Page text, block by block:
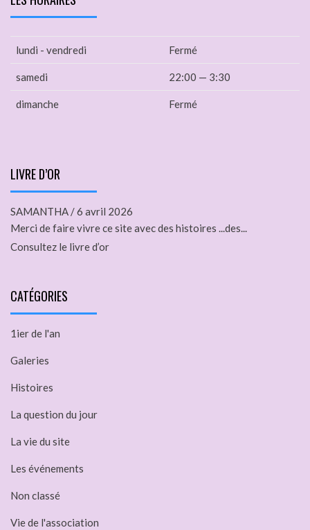
lundi - vendredi Fermé
samedi 22:00 — 3:30
dimanche Fermé
LIVRE D’OR
SAMANTHA /6 avril 2026
Merci de faire vivre ce site avec des histoires ...des...
Consultez le livre d’or
CATÉGORIES
1ier de l'an
Galeries
Histoires
La question du jour
La vie du site
Les événements
Non classé
Vie de l'association